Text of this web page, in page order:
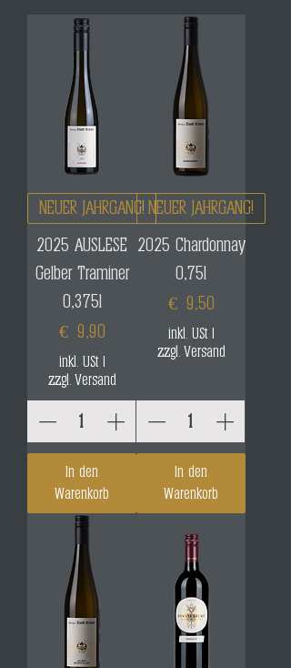
NEUER JAHRGANG!
2025 AUSLESE
Gelber Traminer
0,375l
Preis
€ 9,90
inkl. USt|
zzgl. Versand
In den
Warenkorb
NEUER JAHRGANG!
2025 Chardonnay
0,75l
Preis
€ 9,50
inkl. USt|
zzgl. Versand
In den
Warenkorb